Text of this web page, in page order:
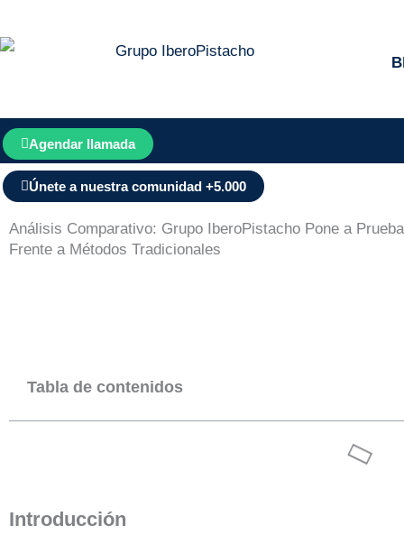
al
Agendar llamada
Únete a nuestra comunidad +5.000
Análisis Comparativo: Grupo IberoPistacho Pone a
Frente a Métodos Tradicionales
Tabla de contenidos
Introducción